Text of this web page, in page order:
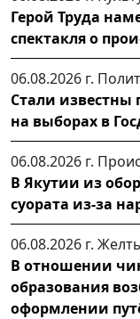
Герой Труда
спектакля о
06.08.2026 г.
Стали известны
на выборах в
06.08.2026 г.
В Якутии из
суората из-за
06.08.2026 г.
В отношении
образования
оформлении